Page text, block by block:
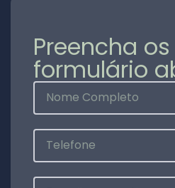
Preencha
formulário